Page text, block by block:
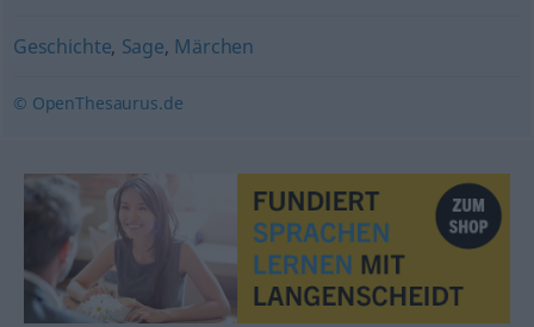
Geschichte, Sage, Märchen
© OpenThesaurus.de